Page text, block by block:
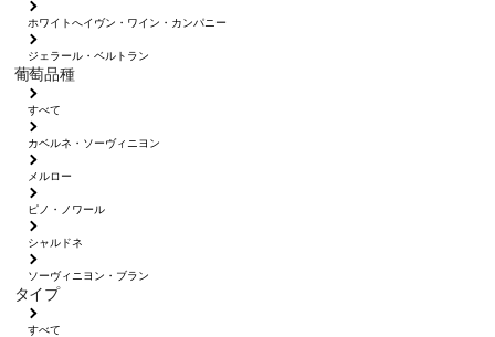
ホワイトへイヴン・ワイン・カンパニー
ジェラール・ベルトラン
葡萄品種
すべて
カベルネ・ソーヴィニヨン
メルロー
ピノ・ノワール
シャルドネ
ソーヴィニヨン・ブラン
タイプ
すべて